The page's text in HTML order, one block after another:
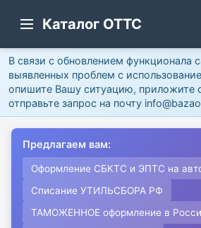
Каталог ОТТС
В связи с обновлением функционала
выявленных проблем с
опишите Вашу ситуацию, приложите
отправьте запрос на почту
Предлагаем вам:
Оформление СБКТС и ЭПТС на
Списание УТИЛЬСБОРА РФ
ТАМОЖЕННОЕ оформление в